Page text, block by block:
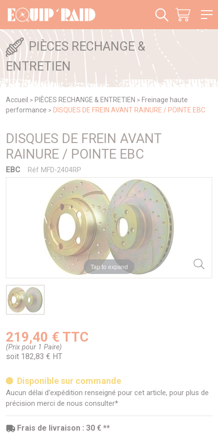
PIÈCES RECHANGE &
ENTRETIEN
Accueil > PIÈCES RECHANGE & ENTRETIEN > Freinage haute
performance > DISQUES DE FREIN AVANT RAINURE / POINTE EBC
DISQUES DE FREIN AVANT
RAINURE / POINTE EBC
EBC Réf MFD-2404RP
Tap to expand
219,40 € TTC
(Prix pour 1 Paire)
soit 182,83 € HT
Disponible sur commande
Aucun délai d'expédition renseigné pour cet article, pour plus de
précision merci de nous consulter*
Frais de livraison : 30 € **
Panneau de gestion des cookies